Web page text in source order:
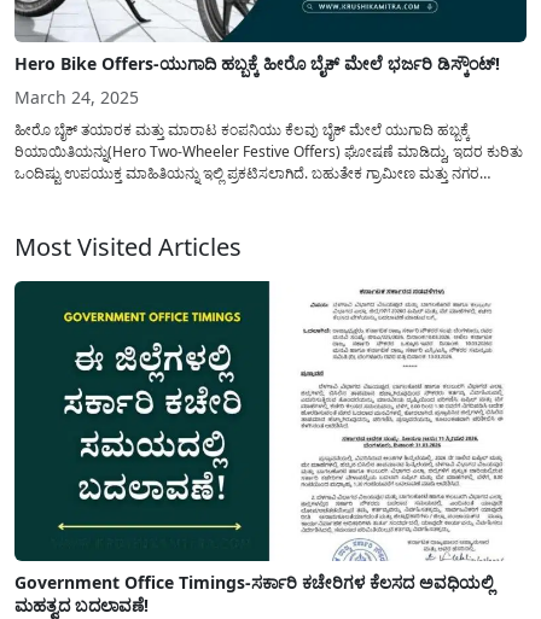
Hero Bike Offers-ಯುಗಾದಿ ಹಬ್ಬಕ್ಕೆ ಹೀರೊ ಬೈಕ್ ಮೇಲೆ ಭರ್ಜರಿ ಡಿಸ್ಕೌಂಟ್!
March 24, 2025
ಹೀರೊ ಬೈಕ್ ತಯಾರಕ ಮತ್ತು ಮಾರಾಟ ಕಂಪನಿಯು ಕೆಲವು ಬೈಕ್ ಮೇಲೆ ಯುಗಾದಿ ಹಬ್ಬಕ್ಕೆ
ರಿಯಾಯಿತಿಯನ್ನು(Hero Two-Wheeler Festive Offers) ಘೋಷಣೆ ಮಾಡಿದ್ದು, ಇದರ ಕುರಿತು
ಒಂದಿಷ್ಟು ಉಪಯುಕ್ತ ಮಾಹಿತಿಯನ್ನು ಇಲ್ಲಿ ಪ್ರಕಟಿಸಲಾಗಿದೆ. ಬಹುತೇಕ ಗ್ರಾಮೀಣ ಮತ್ತು ನಗರ
Most Visited Articles
Government Office Timings-ಸರ್ಕಾರಿ ಕಚೇರಿಗಳ ಕೆಲಸದ ಅವಧಿಯಲ್ಲಿ
ಮಹತ್ವದ ಬದಲಾವಣೆ!